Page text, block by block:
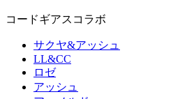
コードギアスコラボ
サクヤ&アッシュ
LL&CC
ロゼ
アッシュ